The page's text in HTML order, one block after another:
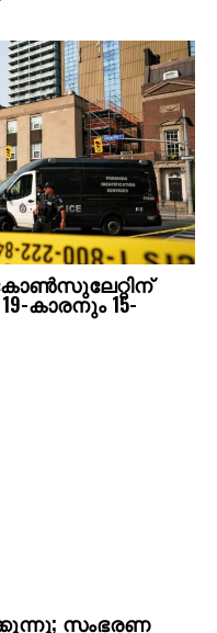
കാരനും 15-
സംഭരണ